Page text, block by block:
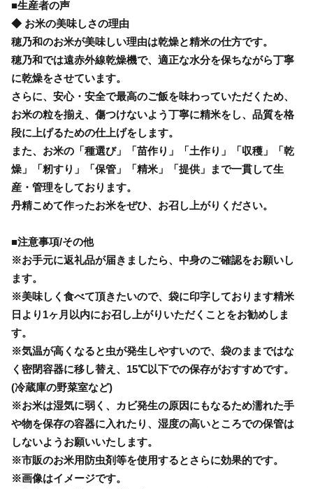
■生産者の声
◆ お米の美味しさの理由
穂乃和のお米が美味しい理由は乾燥と精米の仕方です。
穂乃和では遠赤外線乾燥機で、適正な水分を保ちながら丁寧
に乾燥をさせています。
さらに、安心・安全で最高のご飯を味わっていただくため、
お米の粒を揃え、傷つけないよう丁寧に精米をし、品質を格
段に上げるための仕上げをします。
また、お米の「種選び」「苗作り」「土作り」「収穫」「乾
燥」「籾すり」「保管」「精米」「提供」まで一貫して生
産・管理をしております。
丹精こめて作ったお米をぜひ、お召し上がりください。
■注意事項/その他
※お手元に返礼品が届きましたら、中身のご確認をお願いし
ます。
※美味しく食べて頂きたいので、袋に印字しております精米
日より1ヶ月以内にお召し上がりいただくことをお勧めしま
す。
※気温が高くなると虫が発生しやすいので、袋のままではな
く密閉容器に移し替え、15℃以下での保存がおすすめです。
(冷蔵庫の野菜室など)
※お米は湿気に弱く、カビ発生の原因にもなるため濡れた手
や物を保存の容器に入れたり、湿度の高いところでの保管は
しないようお願いいたします。
※市販のお米用防虫剤等を使用するとさらに効果的です。
※画像はイメージです。